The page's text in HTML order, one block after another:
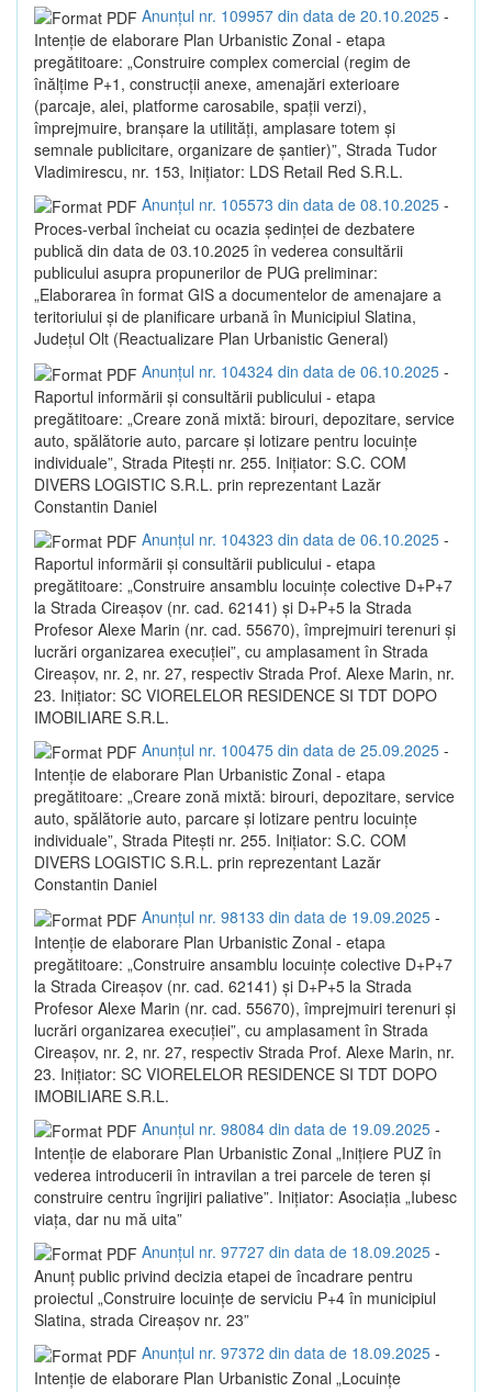
Anunțul nr. 109957 din data de 20.10.2025 -
Intenție de elaborare Plan Urbanistic Zonal - etapa
pregătitoare: „Construire complex comercial (regim de
înălțime P+1, construcții anexe, amenajări exterioare
(parcaje, alei, platforme carosabile, spații verzi),
împrejmuire, branșare la utilități, amplasare totem și
semnale publicitare, organizare de șantier)”, Strada Tudor
Vladimirescu, nr. 153, Inițiator: LDS Retail Red S.R.L.
Anunțul nr. 105573 din data de 08.10.2025 -
Proces-verbal încheiat cu ocazia ședinței de dezbatere
publică din data de 03.10.2025 în vederea consultării
publicului asupra propunerilor de PUG preliminar:
„Elaborarea în format GIS a documentelor de amenajare a
teritoriului și de planificare urbană în Municipiul Slatina,
Județul Olt (Reactualizare Plan Urbanistic General)
Anunțul nr. 104324 din data de 06.10.2025 -
Raportul informării și consultării publicului - etapa
pregătitoare: „Creare zonă mixtă: birouri, depozitare, service
auto, spălătorie auto, parcare și lotizare pentru locuințe
individuale”, Strada Pitești nr. 255. Inițiator: S.C. COM
DIVERS LOGISTIC S.R.L. prin reprezentant Lazăr
Constantin Daniel
Anunțul nr. 104323 din data de 06.10.2025 -
Raportul informării și consultării publicului - etapa
pregătitoare: „Construire ansamblu locuințe colective D+P+7
la Strada Cireașov (nr. cad. 62141) și D+P+5 la Strada
Profesor Alexe Marin (nr. cad. 55670), împrejmuiri terenuri și
lucrări organizarea execuției”, cu amplasament în Strada
Cireașov, nr. 2, nr. 27, respectiv Strada Prof. Alexe Marin, nr.
23. Inițiator: SC VIORELELOR RESIDENCE SI TDT DOPO
IMOBILIARE S.R.L.
Anunțul nr. 100475 din data de 25.09.2025 -
Intenție de elaborare Plan Urbanistic Zonal - etapa
pregătitoare: „Creare zonă mixtă: birouri, depozitare, service
auto, spălătorie auto, parcare și lotizare pentru locuințe
individuale”, Strada Pitești nr. 255. Inițiator: S.C. COM
DIVERS LOGISTIC S.R.L. prin reprezentant Lazăr
Constantin Daniel
Anunțul nr. 98133 din data de 19.09.2025 -
Intenție de elaborare Plan Urbanistic Zonal - etapa
pregătitoare: „Construire ansamblu locuințe colective D+P+7
la Strada Cireașov (nr. cad. 62141) și D+P+5 la Strada
Profesor Alexe Marin (nr. cad. 55670), împrejmuiri terenuri și
lucrări organizarea execuției”, cu amplasament în Strada
Cireașov, nr. 2, nr. 27, respectiv Strada Prof. Alexe Marin, nr.
23. Inițiator: SC VIORELELOR RESIDENCE SI TDT DOPO
IMOBILIARE S.R.L.
Anunțul nr. 98084 din data de 19.09.2025 -
Intenție de elaborare Plan Urbanistic Zonal „Inițiere PUZ în
vederea introducerii în intravilan a trei parcele de teren și
construire centru îngrijiri paliative”. Inițiator: Asociația „Iubesc
viața, dar nu mă uita”
Anunțul nr. 97727 din data de 18.09.2025 -
Anunț public privind decizia etapei de încadrare pentru
proiectul „Construire locuințe de serviciu P+4 în municipiul
Slatina, strada Cireașov nr. 23”
Anunțul nr. 97372 din data de 18.09.2025 -
Intenție de elaborare Plan Urbanistic Zonal „Locuințe